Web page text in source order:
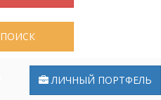
ПОИСК
ЛИЧНЫЙ ПОРТФЕЛЬ